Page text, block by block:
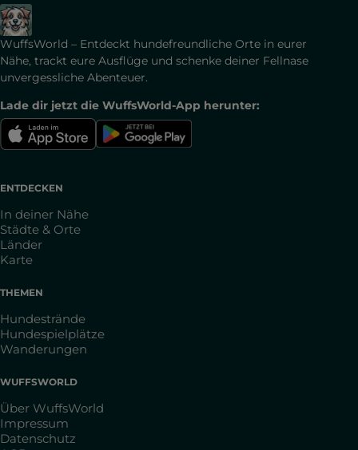
WuffsWorld – Entdeckt hundefreundliche Orte in eurer
Nähe, trackt eure Ausflüge und schenke deiner Fellnase
unvergessliche Abenteuer.
Lade dir jetzt die WuffsWorld-App herunter:
ENTDECKEN
In deiner Nähe
Städte & Orte
Länder
Karte
THEMEN
Hundestrände
Hundespielplätze
Wanderungen
WUFFSWORLD
Über WuffsWorld
Impressum
Datenschutz